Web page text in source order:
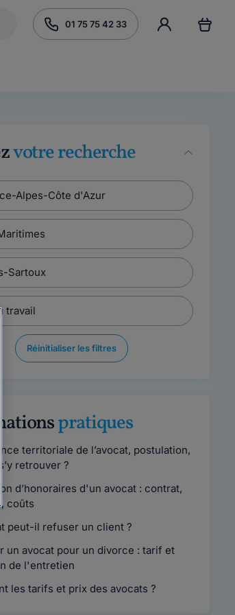
01 75 75 42 33
votre recherche
Réinitialiser les filtres
pratiques
territoriale de l’avocat, postulation,
retrouver ?
d’honoraires d'un avocat : contrat,
coûts
peut-il refuser un client ?
un avocat pour un divorce : tarif et
de l'entretien
les tarifs et prix des avocats ?